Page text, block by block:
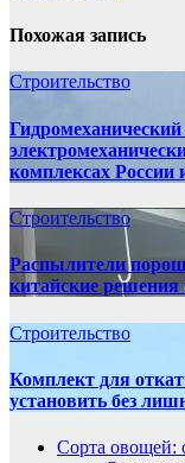
Похожая запись
Строительство
комплексах России
Строительство
Распылители
китайские решения
Строительство
Комплект для
установить без
Сорта овощей: